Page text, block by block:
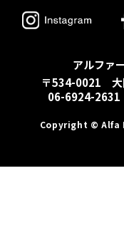
アルファ
〒534-0021 大
06-6924-
Copyright © Alfa